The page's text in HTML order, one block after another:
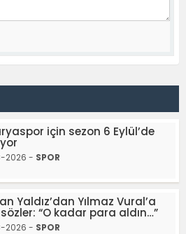
için sezon 6 Eylül’de
2026 - SPOR
Yaldız’dan Yılmaz Vural’a
“O kadar para aldın…”
2026 - SPOR